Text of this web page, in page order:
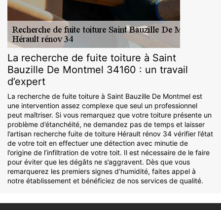
La recherche de fuite toiture à Saint
Bauzille De Montmel 34160 : un travail
d’expert
La recherche de fuite toiture à Saint Bauzille De Montmel est
une intervention assez complexe que seul un professionnel
peut maîtriser. Si vous remarquez que votre toiture présente un
problème d’étanchéité, ne demandez pas de temps et laisser
l’artisan recherche fuite de toiture Hérault rénov 34 vérifier l’état
de votre toit en effectuer une détection avec minutie de
l’origine de l’infiltration de votre toit. Il est nécessaire de le faire
pour éviter que les dégâts ne s’aggravent. Dès que vous
remarquerez les premiers signes d’humidité, faites appel à
notre établissement et bénéficiez de nos services de qualité.